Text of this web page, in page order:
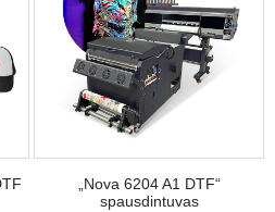
„Nova 6204 A1 DTF“
spausdintuvas